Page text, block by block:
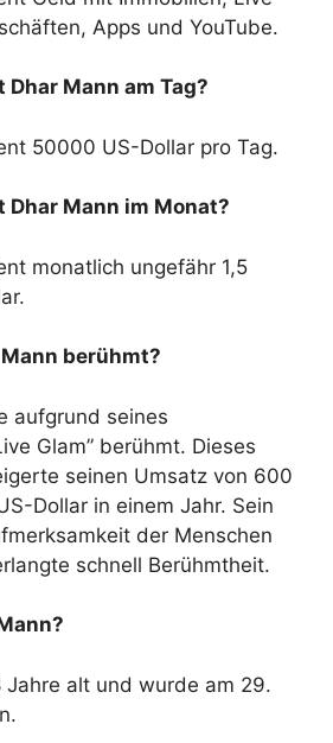
Apps und YouTube.
Mann am Tag?
50000 US-Dollar pro Tag.
Mann im Monat?
monatlich ungefähr 1,5
berühmt?
aufgrund seines
Glam” berühmt. Dieses
seinen Umsatz von 600
Dollar in einem Jahr. Sein
der Menschen
schnell Berühmtheit.
Jahre alt und wurde am 29.